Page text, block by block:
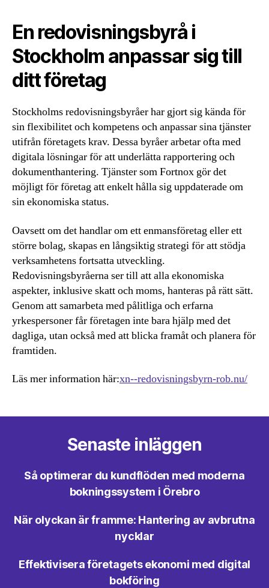
En redovisningsbyrå i
Stockholm anpassar sig till
ditt företag
Stockholms redovisningsbyråer har gjort sig kända för
sin flexibilitet och kompetens och anpassar sina tjänster
utifrån företagets krav. Dessa byråer arbetar ofta med
digitala lösningar för att underlätta rapportering och
dokumenthantering. Tjänster som Fortnox gör det
möjligt för företag att enkelt hålla sig uppdaterade om
sin ekonomiska status.
Oavsett om det handlar om ett enmansföretag eller ett
större bolag, skapas en långsiktig strategi för att stödja
verksamhetens fortsatta utveckling.
Redovisningsbyråerna ser till att alla ekonomiska
aspekter, inklusive skatt och moms, hanteras på rätt sätt.
Genom att samarbeta med pålitliga och erfarna
yrkespersoner får företagen inte bara hjälp med det
dagliga, utan också med att blicka framåt och planera för
framtiden.
Läs mer information här:xn--redovisningsbyrn-rob.nu/
Senaste inläggen
Så optimerar du kundflöden med moderna
bokningssystem i Örebro
När olyckan är framme: Hantering av avbrutna
nycklar
Effektivisera företagets ekonomi med digital
bokföring